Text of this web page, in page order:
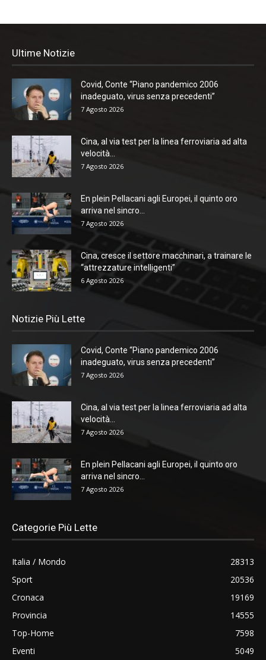
Ultime Notizie
Covid, Conte “Piano pandemico 2006
inadeguato, virus senza precedenti”
7 Agosto 2026
Cina, al via test per la linea ferroviaria ad alta
velocità...
7 Agosto 2026
En plein Pellacani agli Europei, il quinto oro
arriva nel sincro...
7 Agosto 2026
Cina, cresce il settore macchinari, a trainare le
“attrezzature intelligenti”
6 Agosto 2026
Notizie Più Lette
Covid, Conte “Piano pandemico 2006
inadeguato, virus senza precedenti”
7 Agosto 2026
Cina, al via test per la linea ferroviaria ad alta
velocità...
7 Agosto 2026
En plein Pellacani agli Europei, il quinto oro
arriva nel sincro...
7 Agosto 2026
Categorie Più Lette
Italia / Mondo
28313
Sport
20536
Cronaca
19169
Provincia
14555
Top-Home
7598
Eventi
5049